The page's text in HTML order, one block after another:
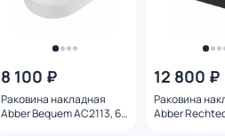
8 100 ₽
Раковина накладная
Abber Bequem AC2113, 61
12 800 ₽
Раковина
Abber